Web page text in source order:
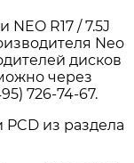
R17 / 7.5J
Neo
дисков
через
726-74-67.
из раздела